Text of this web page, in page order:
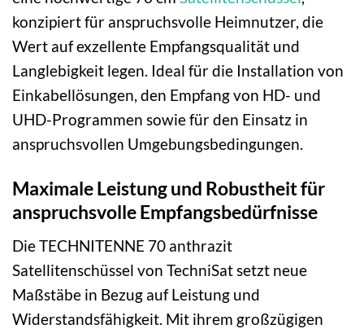
konzipiert für anspruchsvolle Heimnutzer, die
Wert auf exzellente Empfangsqualität und
Langlebigkeit legen. Ideal für die Installation von
Einkabellösungen, den Empfang von HD- und
UHD-Programmen sowie für den Einsatz in
anspruchsvollen Umgebungsbedingungen.
Maximale Leistung und Robustheit für
anspruchsvolle Empfangsbedürfnisse
Die TECHNITENNE 70 anthrazit
Satellitenschüssel von TechniSat setzt neue
Maßstäbe in Bezug auf Leistung und
Widerstandsfähigkeit. Mit ihrem großzügigen